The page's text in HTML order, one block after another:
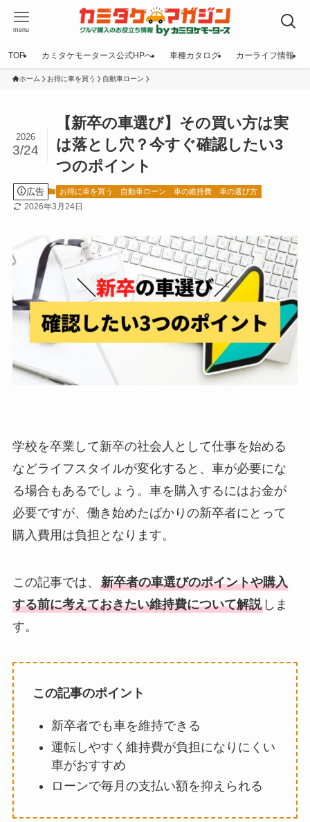
menu
TOP カミタケモータース公式HPへ 車種カタログ カーライフ情報
ホーム お得に車を買う 自動車ローン
【新卒の車選び】その買い方は実
は落とし穴？今すぐ確認したい3
つのポイント
2026
3/24
広告 お得に車を買う 自動車ローン 車の維持費 車の選び方
2026年3月24日
学校を卒業して新卒の社会人として仕事を始める
などライフスタイルが変化すると、車が必要にな
る場合もあるでしょう。車を購入するにはお金が
必要ですが、働き始めたばかりの新卒者にとって
購入費用は負担となります。
この記事では、 新卒者の車選びのポイントや購入
する前に考えておきたい維持費について解説しま
す。
この記事のポイント
新卒者でも車を維持できる
運転しやすく維持費が負担になりにくい
車がおすすめ
ローンで毎月の支払い額を抑えられる